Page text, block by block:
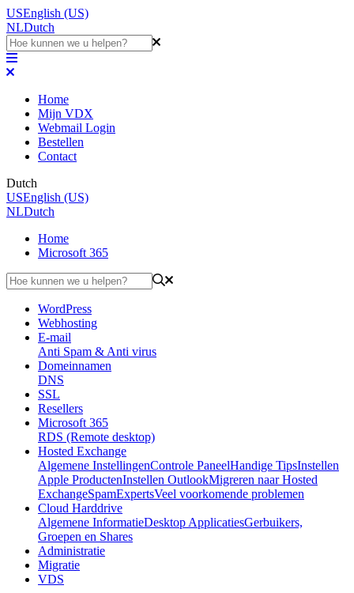
USEnglish (US)
NLDutch
Home
Mijn VDX
Webmail Login
Bestellen
Contact
Dutch
USEnglish (US)
NLDutch
Home
Microsoft 365
WordPress
Webhosting
E-mail
Anti Spam & Anti virus
Domeinnamen
DNS
SSL
Resellers
Microsoft 365
RDS (Remote desktop)
Hosted Exchange
Algemene InstellingenControle PaneelHandige TipsInstellen
Apple ProductenInstellen OutlookMigreren naar Hosted
ExchangeSpamExpertsVeel voorkomende problemen
Cloud Harddrive
Algemene InformatieDesktop ApplicatiesGerbuikers,
Groepen en Shares
Administratie
Migratie
VDS